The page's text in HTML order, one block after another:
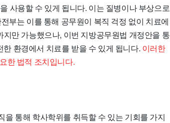
사용할 수 있게 됩니다. 이는 질병이나 부상으로
부는 이를 통해 공무원이 복직 걱정 없이 치료에
만 가능했으나, 이번 지방공무원법 개정안을 통
환경에서 치료를 받을 수 있게 됩니다. 이러한
한 법적 조치입니다.
통해 학사학위를 취득할 수 있는 기회를 가지